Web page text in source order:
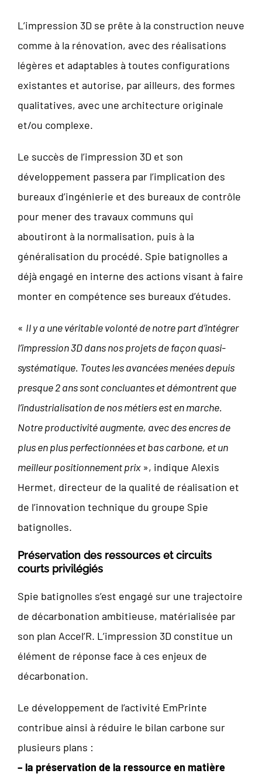
L’impression 3D se prête à la construction neuve
comme à la rénovation, avec des réalisations
légères et adaptables à toutes configurations
existantes et autorise, par ailleurs, des formes
qualitatives, avec une architecture originale
et/ou complexe.
Le succès de l’impression 3D et son
développement passera par l’implication des
bureaux d’ingénierie et des bureaux de contrôle
pour mener des travaux communs qui
aboutiront à la normalisation, puis à la
généralisation du procédé. Spie batignolles a
déjà engagé en interne des actions visant à faire
monter en compétence ses bureaux d’études.
« Il y a une véritable volonté de notre part d’intégrer
l’impression 3D dans nos projets de façon quasi-
systématique. Toutes les avancées menées depuis
presque 2 ans sont concluantes et démontrent que
l’industrialisation de nos métiers est en marche.
Notre productivité augmente, avec des encres de
plus en plus perfectionnées et bas carbone, et un
meilleur positionnement prix», indique Alexis
Hermet, directeur de la qualité de réalisation et
de l’innovation technique du groupe Spie
batignolles.
Préservation des ressources et circuits
courts privilégiés
Spie batignolles s’est engagé sur une trajectoire
de décarbonation ambitieuse, matérialisée par
son plan Accel’R. L’impression 3D constitue un
élément de réponse face à ces enjeux de
décarbonation.
Le développement de l’activité EmPrinte
contribue ainsi à réduire le bilan carbone sur
plusieurs plans :
– la préservation de la ressource en matière